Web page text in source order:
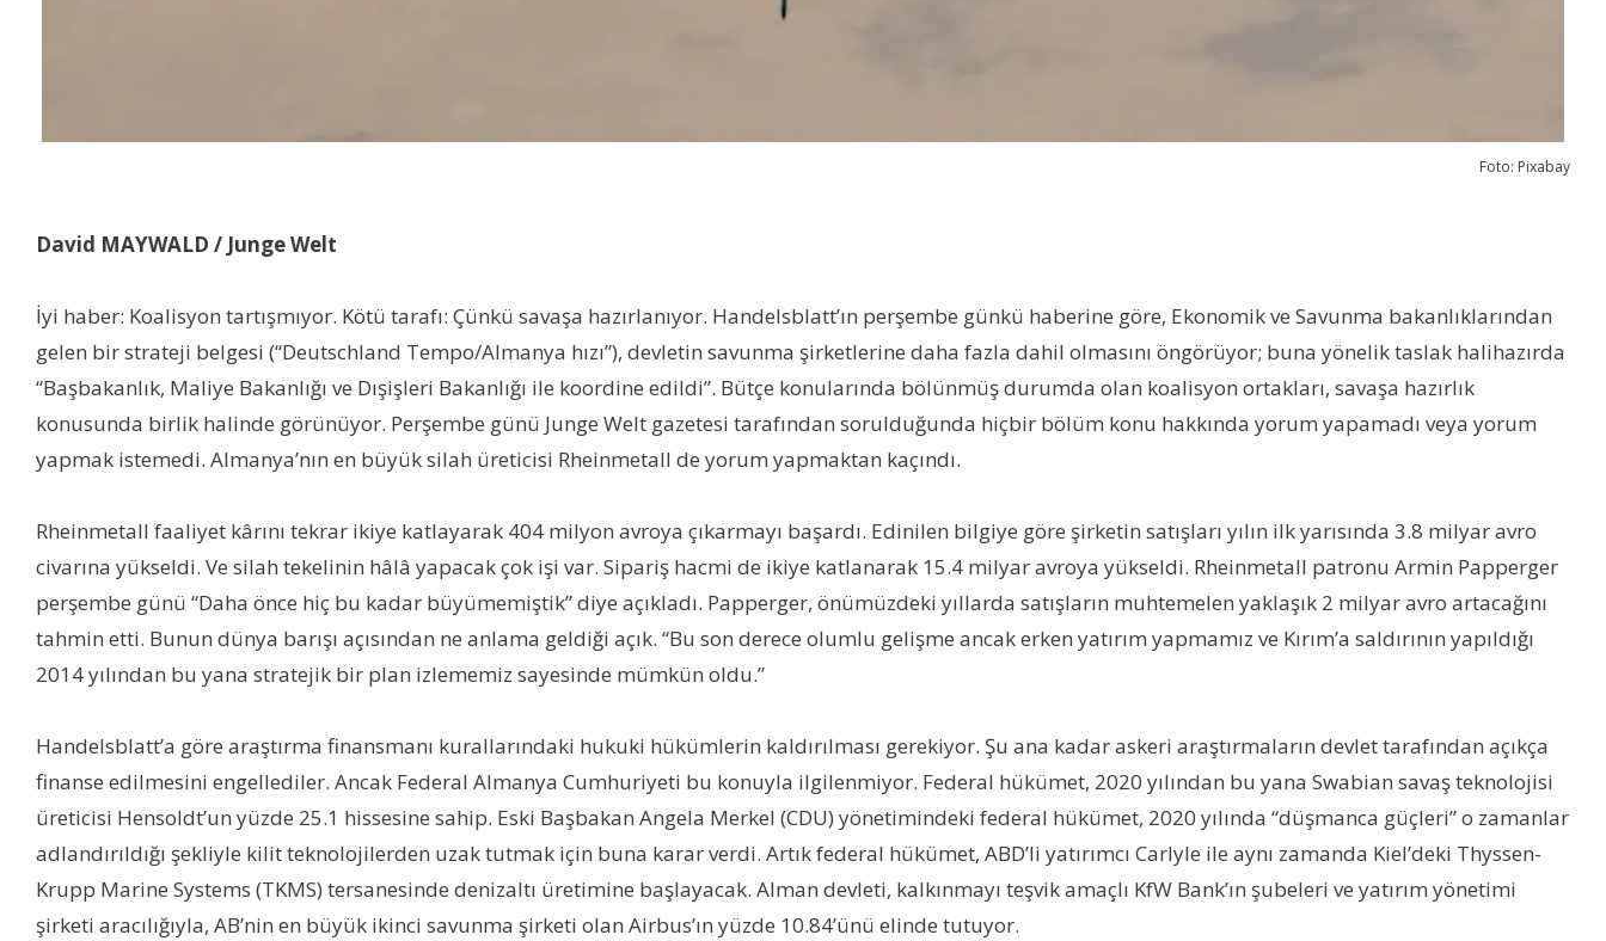
Foto: Pixabay
David MAYWALD / Junge Welt
İyi haber: Koalisyon tartışmıyor. Kötü tarafı: Çünkü savaşa hazırlanıyor. Handelsblatt’ın perşembe günkü haberine göre, Ekonomik ve Savunma bakanlıklarından
gelen bir strateji belgesi (“Deutschland Tempo/Almanya hızı”), devletin savunma şirketlerine daha fazla dahil olmasını öngörüyor; buna yönelik taslak halihazırda
“Başbakanlık, Maliye Bakanlığı ve Dışişleri Bakanlığı ile koordine edildi”. Bütçe konularında bölünmüş durumda olan koalisyon ortakları, savaşa hazırlık
konusunda birlik halinde görünüyor. Perşembe günü Junge Welt gazetesi tarafından sorulduğunda hiçbir bölüm konu hakkında yorum yapamadı veya yorum
yapmak istemedi. Almanya’nın en büyük silah üreticisi Rheinmetall de yorum yapmaktan kaçındı.
Rheinmetall faaliyet kârını tekrar ikiye katlayarak 404 milyon avroya çıkarmayı başardı. Edinilen bilgiye göre şirketin satışları yılın ilk yarısında 3.8 milyar avro
civarına yükseldi. Ve silah tekelinin hâlâ yapacak çok işi var. Sipariş hacmi de ikiye katlanarak 15.4 milyar avroya yükseldi. Rheinmetall patronu Armin Papperger
perşembe günü “Daha önce hiç bu kadar büyümemiştik” diye açıkladı. Papperger, önümüzdeki yıllarda satışların muhtemelen yaklaşık 2 milyar avro artacağını
tahmin etti. Bunun dünya barışı açısından ne anlama geldiği açık. “Bu son derece olumlu gelişme ancak erken yatırım yapmamız ve Kırım’a saldırının yapıldığı
2014 yılından bu yana stratejik bir plan izlememiz sayesinde mümkün oldu.”
Handelsblatt’a göre araştırma finansmanı kurallarındaki hukuki hükümlerin kaldırılması gerekiyor. Şu ana kadar askeri araştırmaların devlet tarafından açıkça
finanse edilmesini engellediler. Ancak Federal Almanya Cumhuriyeti bu konuyla ilgilenmiyor. Federal hükümet, 2020 yılından bu yana Swabian savaş teknolojisi
üreticisi Hensoldt’un yüzde 25.1 hissesine sahip. Eski Başbakan Angela Merkel (CDU) yönetimindeki federal hükümet, 2020 yılında “düşmanca güçleri” o zamanlar
adlandırıldığı şekliyle kilit teknolojilerden uzak tutmak için buna karar verdi. Artık federal hükümet, ABD’li yatırımcı Carlyle ile aynı zamanda Kiel’deki Thyssen-
Krupp Marine Systems (TKMS) tersanesinde denizaltı üretimine başlayacak. Alman devleti, kalkınmayı teşvik amaçlı KfW Bank’ın şubeleri ve yatırım yönetimi
şirketi aracılığıyla, AB’nin en büyük ikinci savunma şirketi olan Airbus’ın yüzde 10.84’ünü elinde tutuyor.